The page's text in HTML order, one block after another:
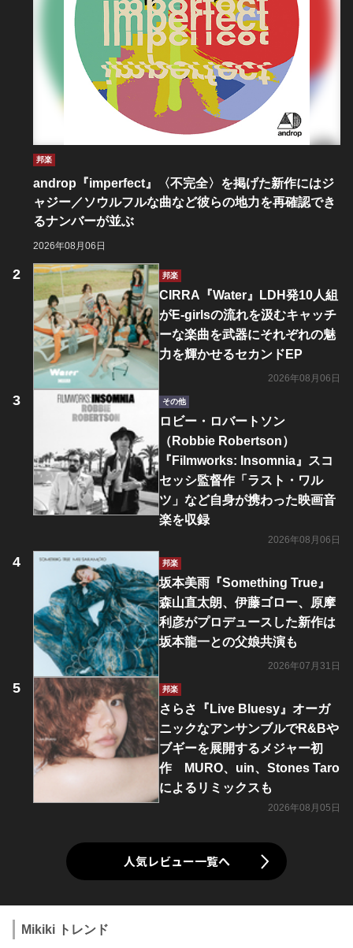
邦楽
androp『imperfect』〈不完全〉を掲げた新作にはジ
ャジー／ソウルフルな曲など彼らの地力を再確認でき
るナンバーが並ぶ
2026年08月06日
邦楽
CIRRA『Water』LDH発10人組
がE-girlsの流れを汲むキャッチ
ーな楽曲を武器にそれぞれの魅
力を輝かせるセカンドEP
2026年08月06日
その他
ロビー・ロバートソン
（Robbie Robertson）
『Filmworks: Insomnia』スコ
セッシ監督作「ラスト・ワル
ツ」など自身が携わった映画音
楽を収録
2026年08月06日
邦楽
坂本美雨『Something True』
森山直太朗、伊藤ゴロー、原摩
利彦がプロデュースした新作は
坂本龍一との父娘共演も
2026年07月31日
邦楽
さらさ『Live Bluesy』オーガ
ニックなアンサンブルでR&Bや
ブギーを展開するメジャー初
作 MURO、uin、Stones Taro
によるリミックスも
2026年08月05日
人気レビュー一覧へ
Mikiki トレンド